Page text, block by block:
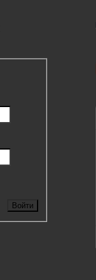
Войти